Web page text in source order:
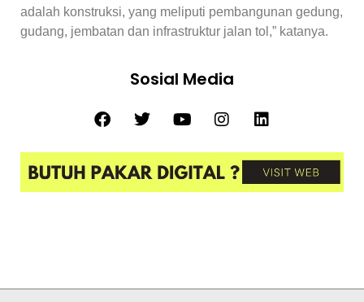
adalah konstruksi, yang meliputi pembangunan gedung,
gudang, jembatan dan infrastruktur jalan tol,” katanya.
Sosial Media